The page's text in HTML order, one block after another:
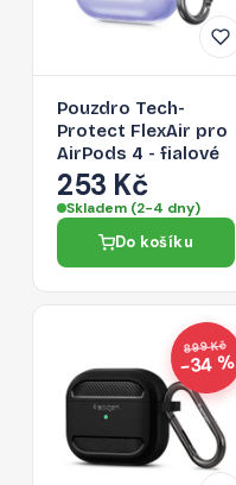
Pouzdro Tech-
Protect FlexAir pro
AirPods 4 - fialové
253 Kč
Skladem (2-4 dny)
Do košíku
899 Kč
−34 %